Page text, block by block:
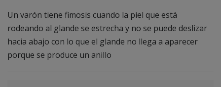
Un varón tiene fimosis cuando la piel que está
rodeando al glande se estrecha y no se puede deslizar
hacia abajo con lo que el glande no llega a aparecer
porque se produce un anillo